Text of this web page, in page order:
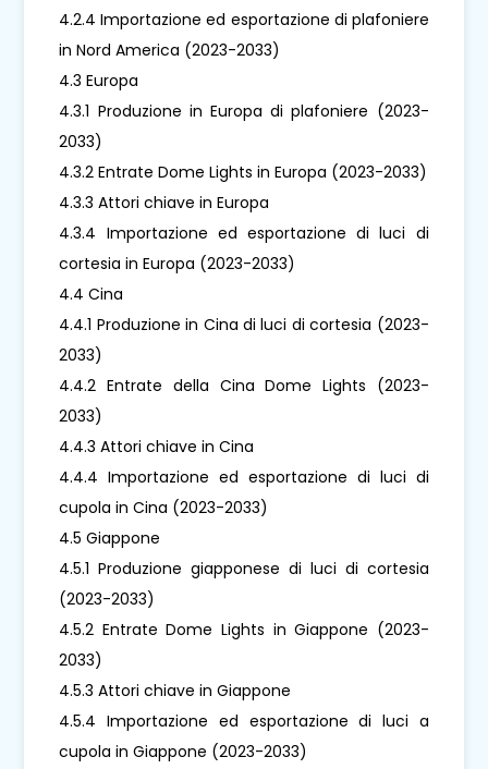
4.2.4 Importazione ed esportazione di plafoniere
in Nord America (2023-2033)
4.3 Europa
4.3.1 Produzione in Europa di plafoniere (2023-
2033)
4.3.2 Entrate Dome Lights in Europa (2023-2033)
4.3.3 Attori chiave in Europa
4.3.4 Importazione ed esportazione di luci di
cortesia in Europa (2023-2033)
4.4 Cina
4.4.1 Produzione in Cina di luci di cortesia (2023-
2033)
4.4.2 Entrate della Cina Dome Lights (2023-
2033)
4.4.3 Attori chiave in Cina
4.4.4 Importazione ed esportazione di luci di
cupola in Cina (2023-2033)
4.5 Giappone
4.5.1 Produzione giapponese di luci di cortesia
(2023-2033)
4.5.2 Entrate Dome Lights in Giappone (2023-
2033)
4.5.3 Attori chiave in Giappone
4.5.4 Importazione ed esportazione di luci a
cupola in Giappone (2023-2033)